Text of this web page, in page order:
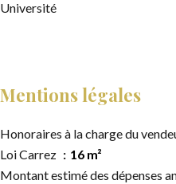
Université
Mentions légales
Honoraires à la charge du
Loi Carrez
16 m²
Montant estimé des dépenses